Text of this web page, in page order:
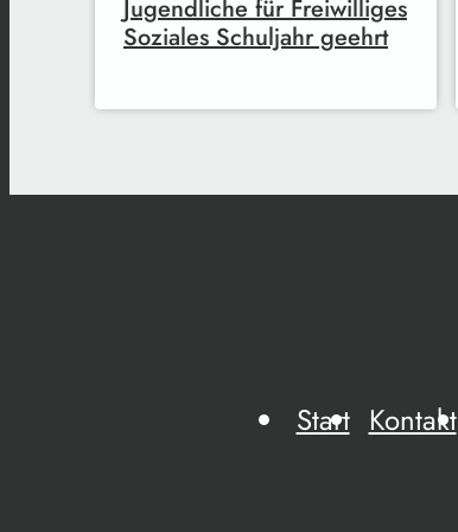
Jugendliche für Freiwilliges
Soziales Schuljahr geehrt
Start Kontakt